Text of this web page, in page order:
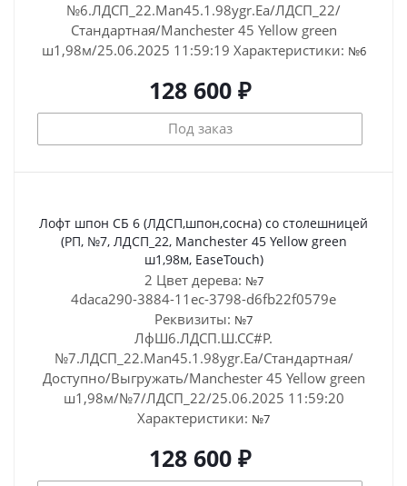
№6.ЛДСП_22.Man45.1.98ygr.Ea/ЛДСП_22/
Стандартная/Manchester 45 Yellow green
ш1,98м/25.06.2025 11:59:19 Характеристики: №6
128 600 ₽
Под заказ
Лофт шпон СБ 6 (ЛДСП,шпон,сосна) со столешницей
(РП, №7, ЛДСП_22, Manchester 45 Yellow green
ш1,98м, EaseTouch)
2 Цвет дерева: №7
4daca290-3884-11ec-3798-d6fb22f0579e
Реквизиты: №7
ЛфШ6.ЛДСП.Ш.СС#Р.
№7.ЛДСП_22.Man45.1.98ygr.Ea/Стандартная/
Доступно/Выгружать/Manchester 45 Yellow green
ш1,98м/№7/ЛДСП_22/25.06.2025 11:59:20
Характеристики: №7
128 600 ₽